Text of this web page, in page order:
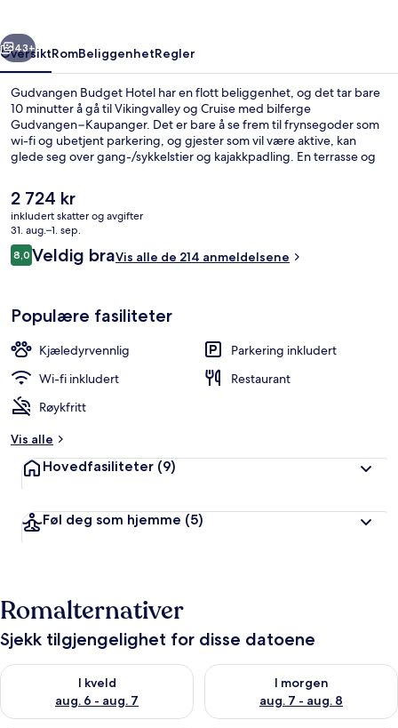
Neste
43+
OversiktRomBeliggenhetRegler
Gudvangen Budget Hotel har en flott beliggenhet, og det tar bare
10 minutter å gå til Vikingvalley og Cruise med bilferge
Gudvangen−Kaupanger. Det er bare å se frem til frynsegoder som
wi-fi og ubetjent parkering, og gjester som vil være aktive, kan
glede seg over gang-/sykkelstier og kajakkpadling. En terrasse og
Den
nåværende
prisen
er
2 724 kr
2 724 kr
inkludert skatter og avgifter
31. aug.–1. sep.
Anmeldelser
8,08,0 av 10 –
Veldig braVis alle de 214 anmeldelsene
Populære fasiliteter
Kjæledyrvennlig
Parkering inkludert
Wi-fi inkludert
Restaurant
Røykfritt
Vis alle
Hovedfasiliteter (9)
Føl deg som hjemme (5)
Romalternativer
Sjekk tilgjengelighet for disse datoene
I kveld
aug. 6 - aug. 7
Sjekk tilgjengelighet for i kveld, aug. 6 - aug. 7
I morgen
aug. 7 - aug. 8
Sjekk tilgjengelighet for i